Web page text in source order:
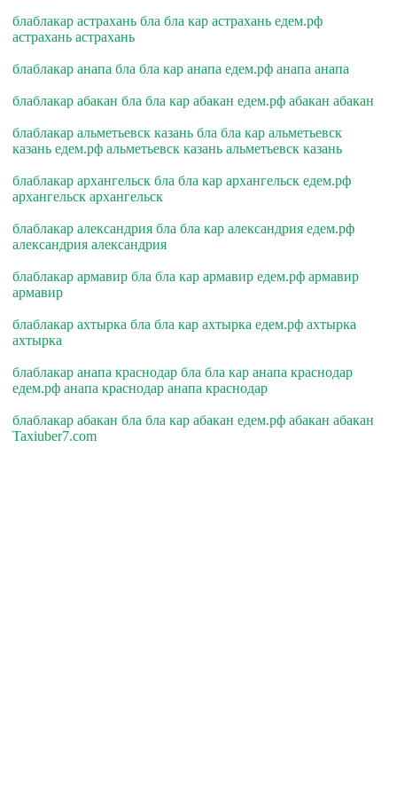
блаблакар астрахань бла бла кар астрахань едем.рф
астрахань астрахань
блаблакар анапа бла бла кар анапа едем.рф анапа анапа
блаблакар абакан бла бла кар абакан едем.рф абакан абакан
блаблакар альметьевск казань бла бла кар альметьевск
казань едем.рф альметьевск казань альметьевск казань
блаблакар архангельск бла бла кар архангельск едем.рф
архангельск архангельск
блаблакар александрия бла бла кар александрия едем.рф
александрия александрия
блаблакар армавир бла бла кар армавир едем.рф армавир
армавир
блаблакар ахтырка бла бла кар ахтырка едем.рф ахтырка
ахтырка
блаблакар анапа краснодар бла бла кар анапа краснодар
едем.рф анапа краснодар анапа краснодар
блаблакар абакан бла бла кар абакан едем.рф абакан абакан
Taxiuber7.com